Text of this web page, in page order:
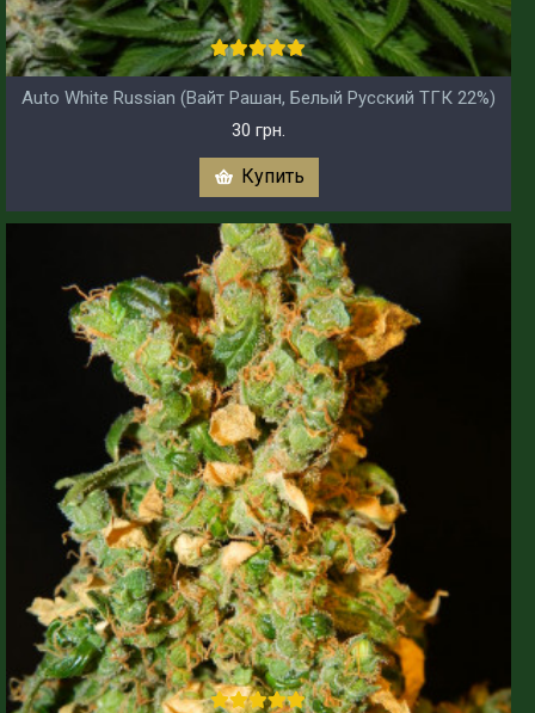
Auto White Russian (Вайт Рашан, Белый Русский ТГК 22%)
30 грн.
Купить